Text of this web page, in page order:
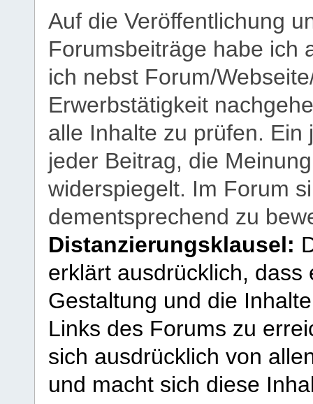
Auf die Veröffentlichung
Forumsbeiträge habe ich
ich nebst Forum/
Erwerbstätigkeit
alle Inhalte zu prüfen.
jeder Beitrag, die
widerspiegelt. Im Forum
dementsprechend zu
Distanzierungsklausel:
erklärt ausdrücklich,
Gestaltung und die
Links des Forums zu
sich ausdrücklich von
und macht sich diese